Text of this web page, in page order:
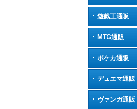
遊戯王通販
MTG通販
ポケカ通販
デュエマ通販
ヴァンガ通販